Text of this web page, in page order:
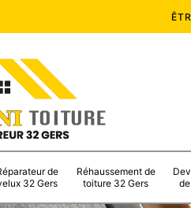
de
32 Gers
Réhaussement de
toiture 32 Gers